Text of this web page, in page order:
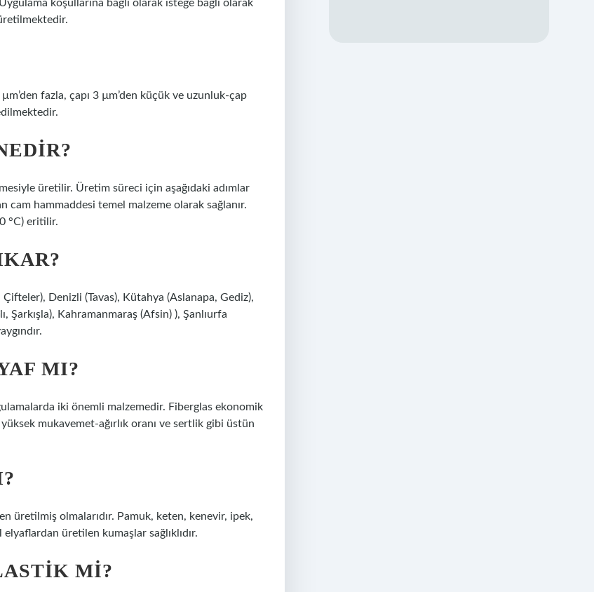
koşullarına bağlı olarak isteğe bağlı olarak
fazla, çapı 3 µm’den küçük ve uzunluk-çap
üretilir. Üretim süreci için aşağıdaki adımlar
hammaddesi temel malzeme olarak sağlanır.
°C) eritilir.
Denizli (Tavas), Kütahya (Aslanapa, Gediz),
Şarkışla), Kahramanmaraş (Afsin) ), Şanlıurfa
MI?
iki önemli malzemedir. Fiberglas ekonomik
mukavemet-ağırlık oranı ve sertlik gibi üstün
üretilmiş olmalarıdır. Pamuk, keten, kenevir, ipek,
üretilen kumaşlar sağlıklıdır.
MI?